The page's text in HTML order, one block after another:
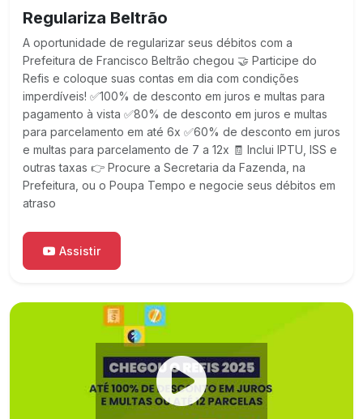
Regulariza Beltrão
A oportunidade de regularizar seus débitos com a
Prefeitura de Francisco Beltrão chegou 🤝 Participe do
Refis e coloque suas contas em dia com condições
imperdíveis! ✅100% de desconto em juros e multas para
pagamento à vista ✅80% de desconto em juros e multas
para parcelamento em até 6x ✅60% de desconto em juros
e multas para parcelamento de 7 a 12x 🧾 Inclui IPTU, ISS e
outras taxas 👉 Procure a Secretaria da Fazenda, na
Prefeitura, ou o Poupa Tempo e negocie seus débitos em
atraso
Assistir